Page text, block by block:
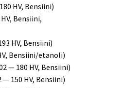
HV, Bensiini)
Bensiini,
HV, Bensiini)
Bensiini/etanoli)
— 180 HV, Bensiini)
— 150 HV, Bensiini)